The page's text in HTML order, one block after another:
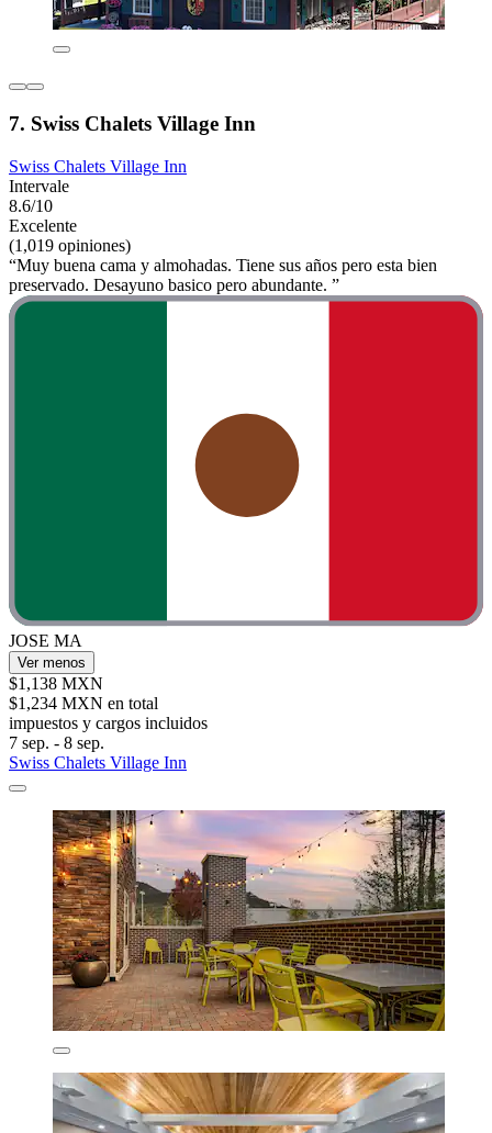
7. Swiss Chalets Village Inn
Swiss Chalets Village Inn
Intervale
8.6/10
Excelente
(1,019 opiniones)
“Muy buena cama y almohadas. Tiene sus años pero esta bien
preservado. Desayuno basico pero abundante. ”
JOSE MA
Ver menos
$1,138 MXN
$1,234 MXN en total
impuestos y cargos incluidos
7 sep. - 8 sep.
Swiss Chalets Village Inn